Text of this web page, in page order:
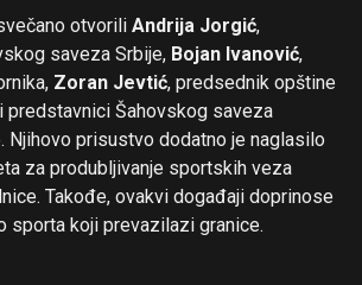
otvorili Andrija Jorgić,
saveza Srbije, Bojan Ivanović,
Zoran Jevtić, predsednik opštine
predstavnici Šahovskog saveza
Njihovo prisustvo dodatno je naglasilo
za produbljivanje sportskih veza
Takođe, ovakvi događaji doprinose
sporta koji prevazilazi granice.